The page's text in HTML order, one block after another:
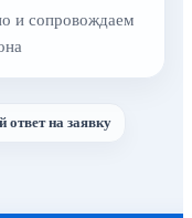
и сопровождаем
ответ на заявку